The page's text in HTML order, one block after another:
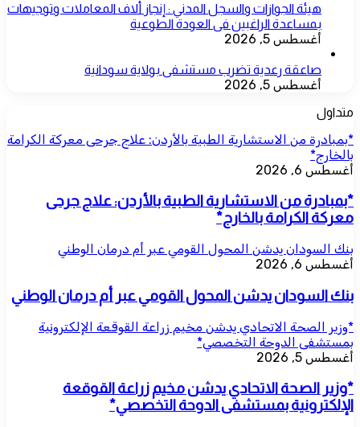
هيئة الجوازات والسجل المدني : إنجاز ألاف المعاملات وتوجيهات
بمساعدة الراغبين فى العودة الطوعية
أغسطس 5, 2026
صاعقة رعدية تضرب مستشفى بولاية سودانية
أغسطس 5, 2026
متداول
*بمبادرة من الاستشارية الطبية بالأردن: علاج جرحى معركة الكرامة
بالخارج*
أغسطس 6, 2026
*بمبادرة من الاستشارية الطبية بالأردن: علاج جرحى
معركة الكرامة بالخارج*
بنك السودان يدشن المحول القومي عبر أم درمان الوطني
أغسطس 6, 2026
بنك السودان يدشن المحول القومي عبر أم درمان الوطني
*وزير الصحة الاتحادي يدشن مخيم زراعة القوقعة الإلكترونية
بمستشفى الدوحة التخصصي*
أغسطس 5, 2026
*وزير الصحة الاتحادي يدشن مخيم زراعة القوقعة
الإلكترونية بمستشفى الدوحة التخصصي*